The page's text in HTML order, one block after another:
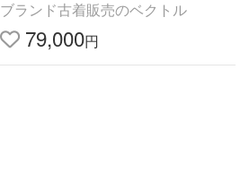
1 黒 /KH メンズ
ブランド古着販売のベクトル
79,000円